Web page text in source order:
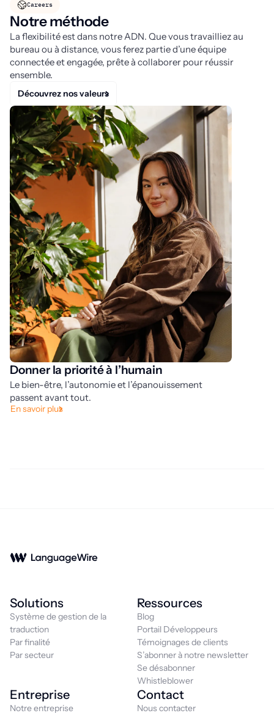
Careers
Notre méthode
La flexibilité est dans notre ADN. Que vous travailliez au
bureau ou à distance, vous ferez partie d’une équipe
connectée et engagée, prête à collaborer pour réussir
ensemble.
Découvrez nos valeurs
Donner la priorité à l’humain
Le bien-être, l’autonomie et l’épanouissement
passent avant tout.
En savoir plus
Solutions
Système de gestion de la
traduction
Par finalité
Par secteur
Ressources
Blog
Portail Développeurs
Témoignages de clients
S’abonner à notre newsletter
Se désabonner
Whistleblower
Entreprise
Notre entreprise
Contact
Nous contacter